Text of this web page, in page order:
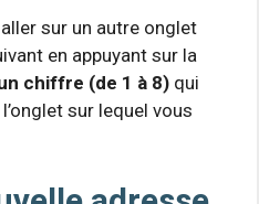
sur un autre onglet
en appuyant sur la
chiffre (de 1 à 8) qui
sur lequel vous